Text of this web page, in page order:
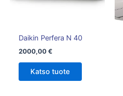
Daikin Perfera N 40
2000,00€
Katso tuote